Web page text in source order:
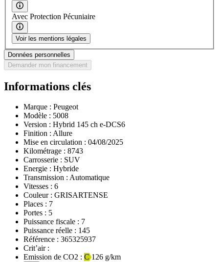
Avec Protection Pécuniaire
Voir les mentions légales
Données personnelles
Demander mon financement
Informations clés
Marque : Peugeot
Modèle : 5008
Version : Hybrid 145 ch e-DCS6
Finition : Allure
Mise en circulation : 04/08/2025
Kilométrage : 8743
Carrosserie : SUV
Energie : Hybride
Transmission : Automatique
Vitesses : 6
Couleur : GRISARTENSE
Places : 7
Portes : 5
Puissance fiscale : 7
Puissance réelle : 145
Référence : 365325937
Crit’air :
Emission de CO2 : C126 g/km